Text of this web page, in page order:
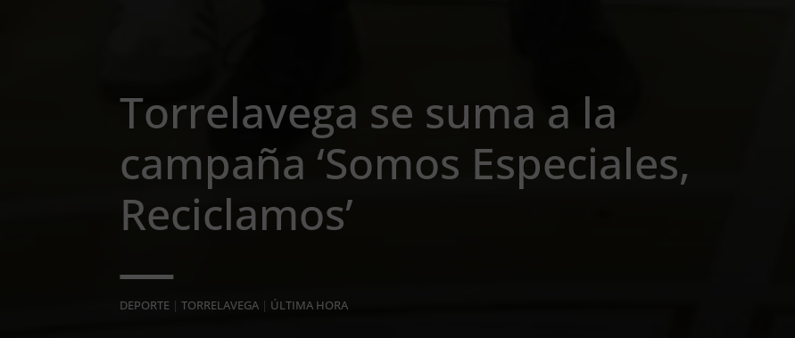
Torrelavega se suma a la
campaña ‘Somos Especiales,
Reciclamos’
DEPORTE |TORRELAVEGA | ÚLTIMA HORA